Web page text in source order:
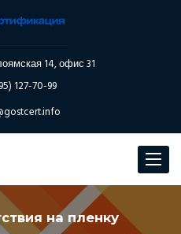
14, офис 31
127-70-99
Toggle
на пленку